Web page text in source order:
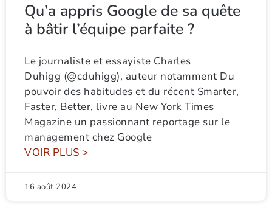
Qu’a appris Google de sa quête
à bâtir l’équipe parfaite ?
Le journaliste et essayiste Charles
Duhigg (@cduhigg), auteur notamment Du
pouvoir des habitudes et du récent Smarter,
Faster, Better, livre au New York Times
Magazine un passionnant reportage sur le
management chez Google
VOIR PLUS >
16 août 2024